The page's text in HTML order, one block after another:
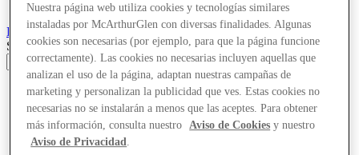
ProvenceDesigner Outlet
Search input
Tiendas
Ofertas
Planifica tu visita
Comer y beber
¿Qué pasa?
Nuestra página web utiliza cookies y tecnologías similares
instaladas por McArthurGlen con diversas finalidades. Algunas
cookies son necesarias (por ejemplo, para que la página funcione
correctamente). Las cookies no necesarias incluyen aquellas que
analizan el uso de la página, adaptan nuestras campañas de
marketing y personalizan la publicidad que ves. Estas cookies no
necesarias no se instalarán a menos que las aceptes. Para obtener
más información, consulta nuestro
Aviso de Cookies y nuestro
Aviso de Privacidad